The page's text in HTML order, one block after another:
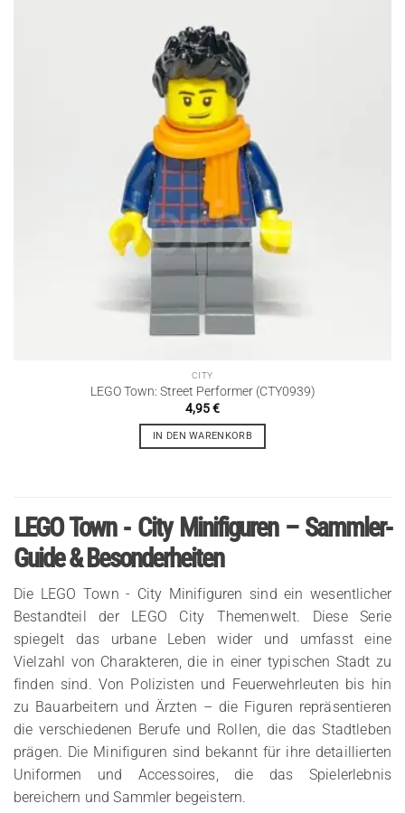
CITY
LEGO Town: Street Performer (CTY0939)
4,95€
IN DEN WARENKORB
LEGO Town - City Minifiguren – Sammler-
Guide & Besonderheiten
Die LEGO Town - City Minifiguren sind ein wesentlicher
Bestandteil der LEGO City Themenwelt. Diese Serie
spiegelt das urbane Leben wider und umfasst eine
Vielzahl von Charakteren, die in einer typischen Stadt zu
finden sind. Von Polizisten und Feuerwehrleuten bis hin
zu Bauarbeitern und Ärzten – die Figuren repräsentieren
die verschiedenen Berufe und Rollen, die das Stadtleben
prägen. Die Minifiguren sind bekannt für ihre detaillierten
Uniformen und Accessoires, die das Spielerlebnis
bereichern und Sammler begeistern.